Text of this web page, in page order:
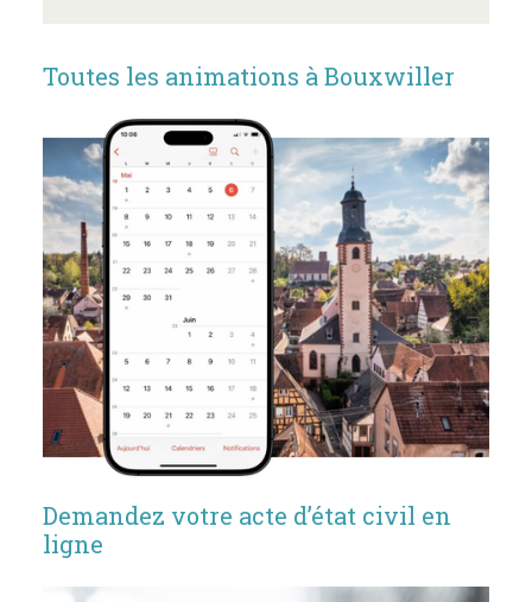
Toutes les animations à Bouxwiller
Demandez votre acte d’état civil en
ligne